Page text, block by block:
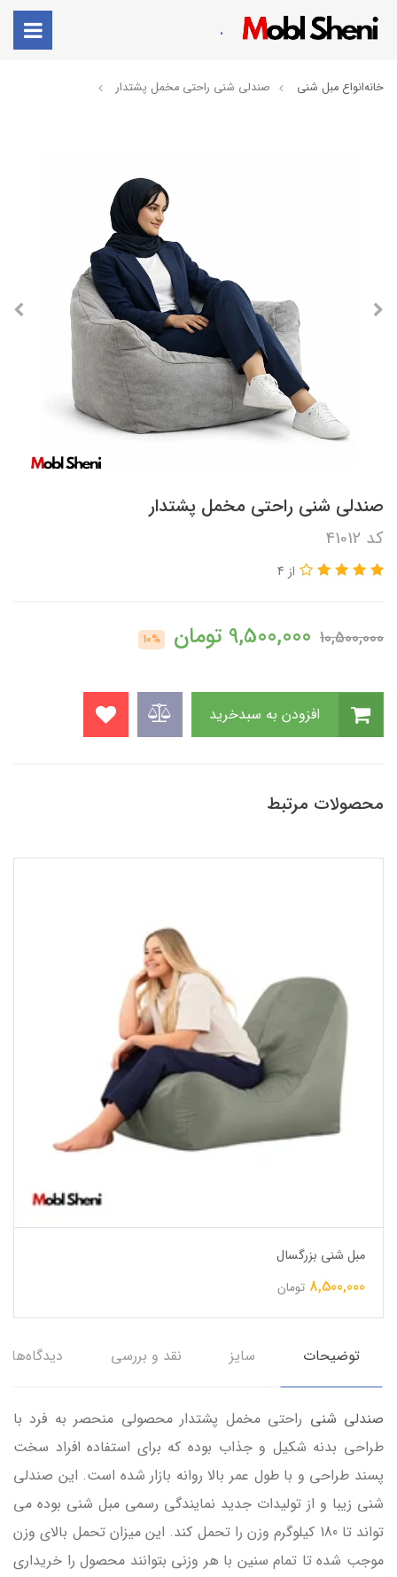
.
خانهانواع مبل شنی صندلی شنی راحتی مخمل پشتدار
صندلی شنی راحتی مخمل پشتدار
کد 41012
از 4
10,500,000
9,500,000 تومان 10%
محصولات مرتبط
مبل شنی بزرگسال
8,500,000 تومان
توضیحات سایز نقد و بررسی دیدگاه‌ها
صندلی شنی راحتی مخمل پشتدار محصولی منحصر به فرد با
طراحی بدنه شکیل و جذاب بوده که برای استفاده افراد سخت
پسند طراحی و با طول عمر بالا روانه بازار شده است. این صندلی
شنی زیبا و از تولیدات جدید نمایندگی رسمی مبل شنی بوده می
تواند تا 180 کیلوگرم وزن را تحمل کند. این میزان تحمل بالای وزن
موجب شده تا تمام سنین با هر وزنی بتوانند محصول را خریداری